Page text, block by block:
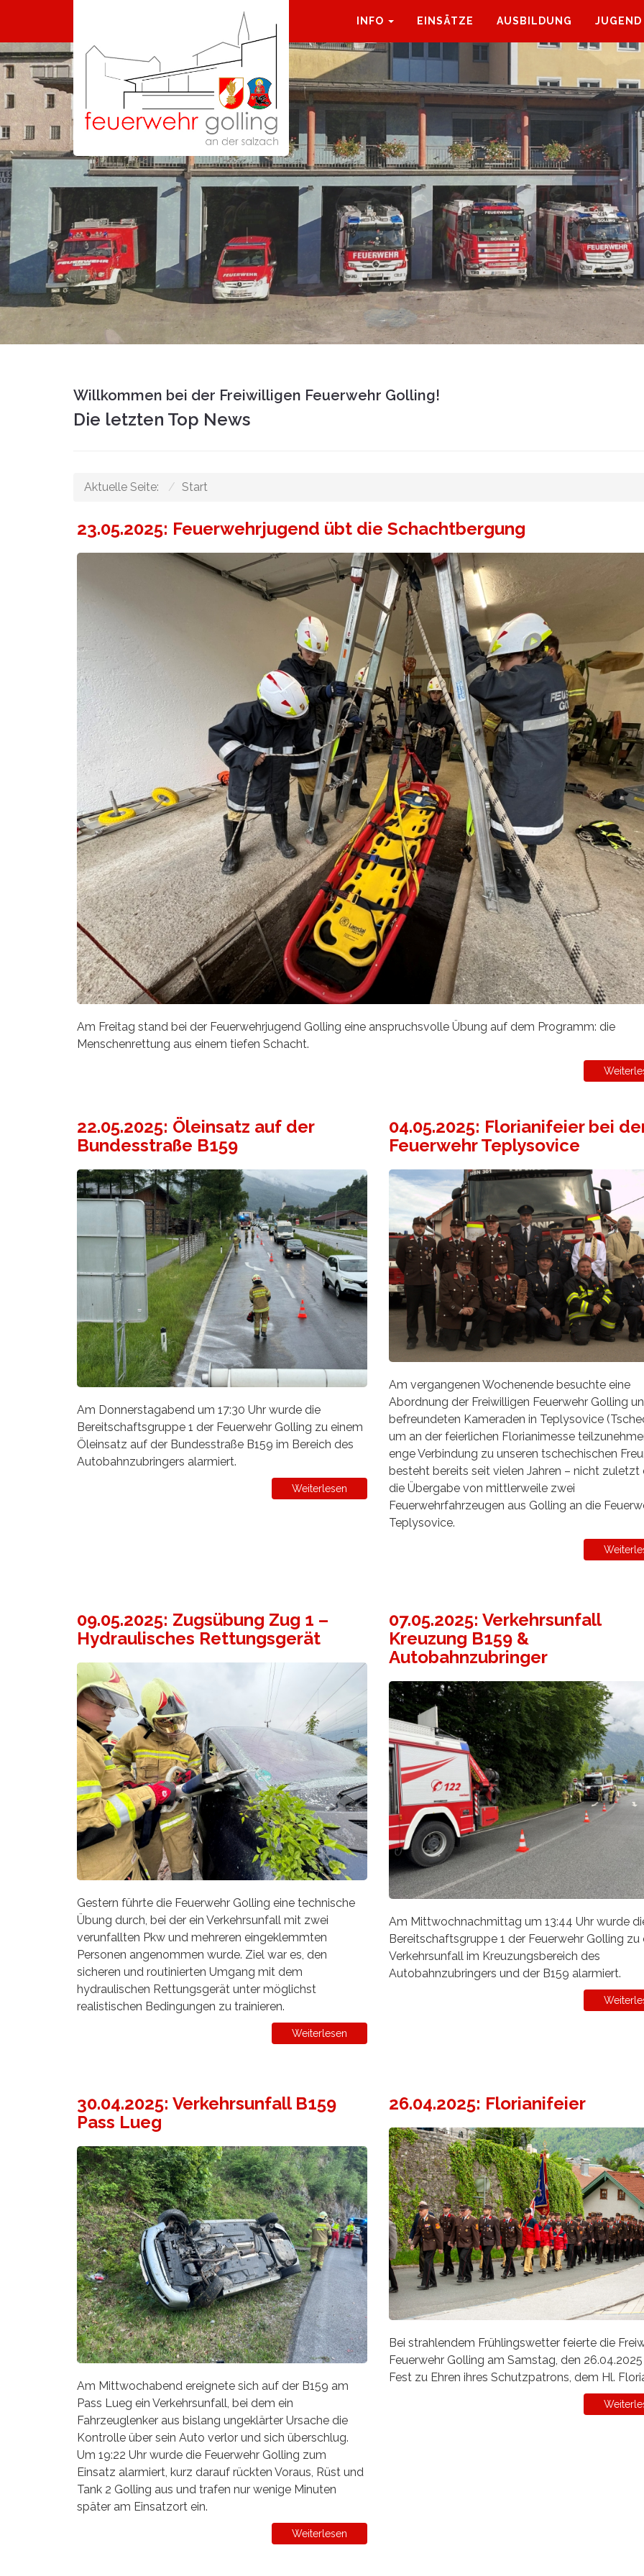
INFO EINSÄTZE AUSBILDUNG JUGEND
Willkommen bei der Freiwilligen Feuerwehr Golling!
Die letzten Top News
Aktuelle Seite: Start
23.05.2025: Feuerwehrjugend übt die Schachtbergung
Am Freitag stand bei der Feuerwehrjugend Golling eine anspruchsvolle Übung auf dem Programm: die
Menschenrettung aus einem tiefen Schacht.
22.05.2025: Öleinsatz auf der
Bundesstraße B159
Am Donnerstagabend um 17:30 Uhr wurde die
Bereitschaftsgruppe 1 der Feuerwehr Golling zu einem
Öleinsatz auf der Bundesstraße B159 im Bereich des
Autobahnzubringers alarmiert.
Weiterlesen
04.05.2025: Florianifeier bei
Feuerwehr Teplysovice
Am vergangenen Wochenende besuchte eine
Abordnung der Freiwilligen Feuerwehr Golling
befreundeten Kameraden in Teplysovice
um an der feierlichen Florianimesse
enge Verbindung zu unseren tschechischen
besteht bereits seit vielen Jahren – nicht zuletzt
die Übergabe von mittlerweile zwei
Feuerwehrfahrzeugen aus Golling an die
Teplysovice.
09.05.2025: Zugsübung Zug 1 –
Hydraulisches Rettungsgerät
Gestern führte die Feuerwehr Golling eine technische
Übung durch, bei der ein Verkehrsunfall mit zwei
verunfallten Pkw und mehreren eingeklemmten
Personen angenommen wurde. Ziel war es, den
sicheren und routinierten Umgang mit dem
hydraulischen Rettungsgerät unter möglichst
realistischen Bedingungen zu trainieren.
Weiterlesen
07.05.2025: Verkehrsunfall
Kreuzung B159 &
Autobahnzubringer
Am Mittwochnachmittag um 13:44 Uhr wurde
Bereitschaftsgruppe 1 der Feuerwehr Golling zu
Verkehrsunfall im Kreuzungsbereich des
Autobahnzubringers und der B159 alarmiert.
30.04.2025: Verkehrsunfall B159
Pass Lueg
Am Mittwochabend ereignete sich auf der B159 am
Pass Lueg ein Verkehrsunfall, bei dem ein
Fahrzeuglenker aus bislang ungeklärter Ursache die
Kontrolle über sein Auto verlor und sich überschlug.
Um 19:22 Uhr wurde die Feuerwehr Golling zum
Einsatz alarmiert, kurz darauf rückten Voraus, Rüst und
Tank 2 Golling aus und trafen nur wenige Minuten
später am Einsatzort ein.
Weiterlesen
26.04.2025: Florianifeier
Bei strahlendem Frühlingswetter feierte die
Feuerwehr Golling am Samstag, den
Fest zu Ehren ihres Schutzpatrons, dem Hl.